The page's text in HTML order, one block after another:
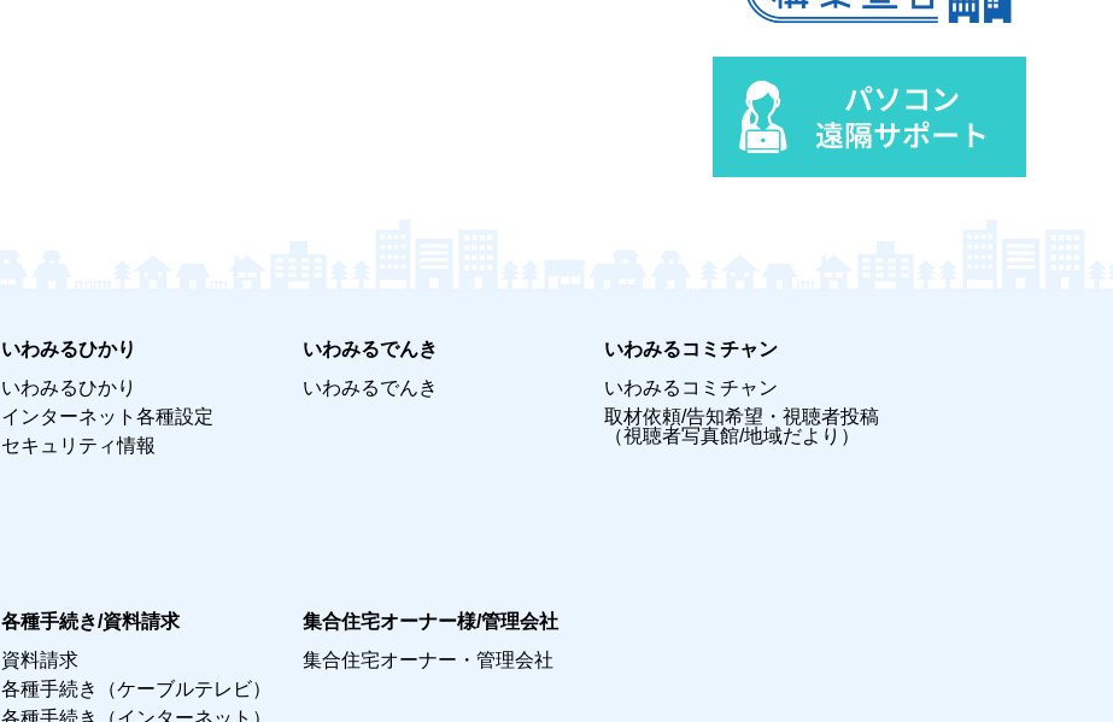
いわみるひかり
いわみるひかり
インターネット各種設定
セキュリティ情報
いわみるでんき
いわみるでんき
いわみるコミチャン
いわみるコミチャン
取材依頼/告知希望・視聴者投稿
（視聴者写真館/地域だより）
各種手続き/資料請求
資料請求
各種手続き（ケーブルテレビ）
各種手続き（インターネット）
集合住宅オーナー様/管理会社
集合住宅オーナー・管理会社